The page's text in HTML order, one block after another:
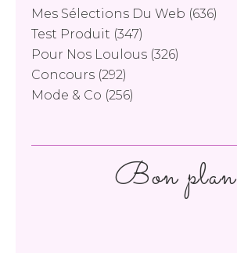
Mes Sélections Du Web (636)
Test Produit (347)
Pour Nos Loulous (326)
Concours (292)
Mode & Co (256)
Bon plan